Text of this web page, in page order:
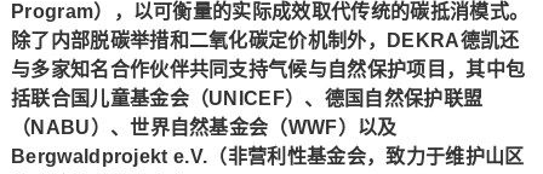
Program）
，以可衡量的实际成效取代传统的碳抵消模式。
除了内部脱碳举措和二氧化碳定价机制外，DEKRA德凯还
与多家知名合作伙伴共同支持气候与自然保护项目，其中包
括联合国儿童基金会（UNICEF）、德国自然保护联盟
（NABU）、世界自然基金会（WWF）以及
Bergwaldprojekt e.V.（非营利性基金会，致力于维护山区